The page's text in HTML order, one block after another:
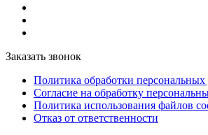
Заказать звонок
Политика обработки
Согласие на обработку
Политика использования файлов
Отказ от ответственности